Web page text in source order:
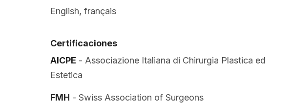
English, français
Certificaciones
AICPE - Associazione Italiana di Chirurgia Plastica ed
Estetica
FMH - Swiss Association of Surgeons